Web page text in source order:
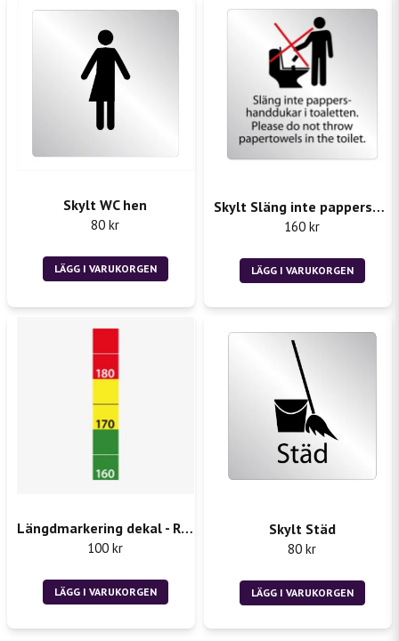
Skylt WC hen
80 kr
LÄGG I VARUKORGEN
Skylt Släng inte pappershanddukar i toaletten
160 kr
LÄGG I VARUKORGEN
Längdmarkering dekal - Rån 2st 50x300mm
100 kr
LÄGG I VARUKORGEN
Skylt Städ
80 kr
LÄGG I VARUKORGEN